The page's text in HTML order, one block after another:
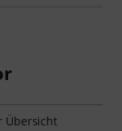
Übersicht